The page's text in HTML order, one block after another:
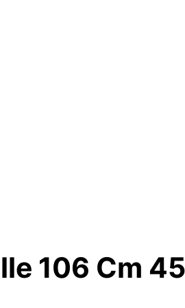
106 Cm